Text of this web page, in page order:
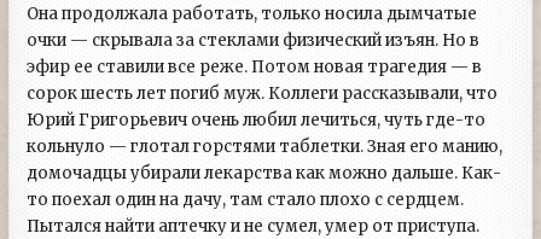
Она продолжала работать, только носила дымчатые
очки — скрывала за стеклами физический изъян. Но в
эфир ее ставили все реже. Потом новая трагедия — в
сорок шесть лет погиб муж. Коллеги рассказывали, что
Юрий Григорьевич очень любил лечиться, чуть где-то
кольнуло — глотал горстями таблетки. Зная его манию,
домочадцы убирали лекарства как можно дальше. Как-
то поехал один на дачу, там стало плохо с сердцем.
Пытался найти аптечку и не сумел, умер от приступа.